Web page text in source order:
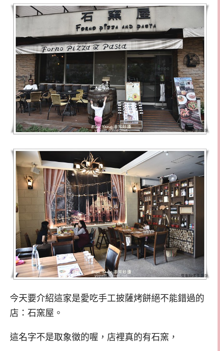
今天要介紹這家是愛吃手工披薩烤餅絕不能錯過的
店：石窯屋。
這名字不是取象徵的喔，店裡真的有石窯，